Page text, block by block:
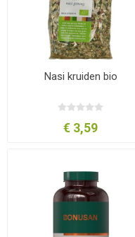
Nasi kruiden bio
€ 3,59